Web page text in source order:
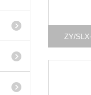
ZY/